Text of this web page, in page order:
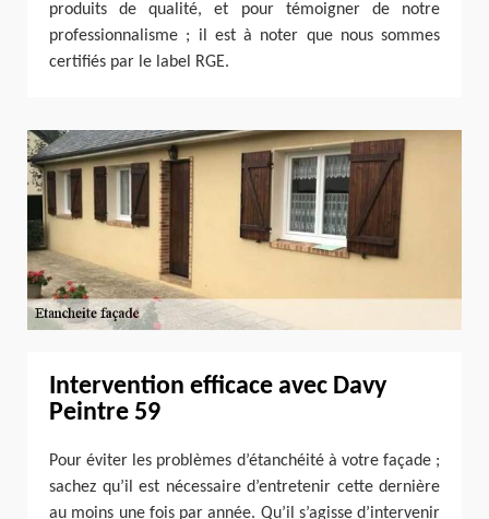
produits de qualité, et pour témoigner de notre
professionnalisme ; il est à noter que nous sommes
certifiés par le label RGE.
Intervention efficace avec Davy
Peintre 59
Pour éviter les problèmes d’étanchéité à votre façade ;
sachez qu’il est nécessaire d’entretenir cette dernière
au moins une fois par année. Qu’il s’agisse d’intervenir